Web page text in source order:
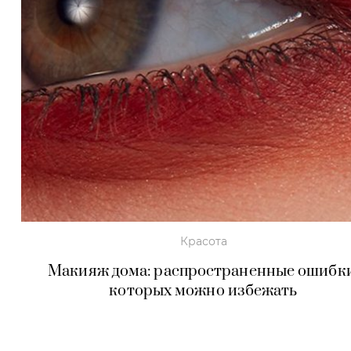
Красота
Макияж дома: распространенные
которых можно избежать